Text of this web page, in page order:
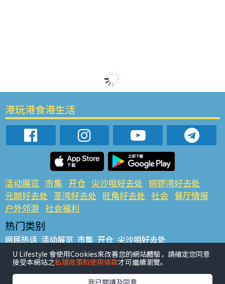
港玩港食港生活
活动展览 市集 开仓 尖沙咀好去处 铜锣湾好去处
元朗好去处 荃湾好去处 旺角好去处 社会 餐厅情报
户外郊游 社会福利
热门类别
网民热话 活动展览 市集 开仓 尖沙咀好去处
铜锣湾好去处 元朗好去处 荃湾好去处 旺角好去处 社会
餐厅情报 户外郊游
热门标签
U Lifestyle 會使用Cookies來改善您的網站體驗，請確定您同意
接受本網站之私隱政策和使用條款才可繼續瀏覽。
我已閱讀及同意